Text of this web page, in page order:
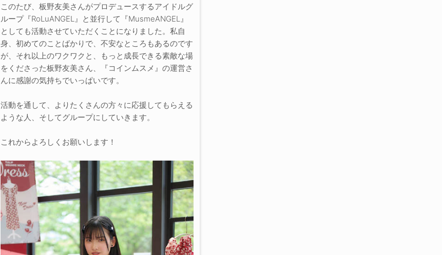
このたび、板野友美さんがプロデュースするアイドルグ
ループ『RoLuANGEL』と並行して『MusmeANGEL』
としても活動させていただくことになりました。私自
身、初めてのことばかりで、不安なところもあるのです
が、それ以上のワクワクと、もっと成長できる素敵な場
をくださった板野友美さん、『コインムスメ』の運営さ
んに感謝の気持ちでいっぱいです。
活動を通して、よりたくさんの方々に応援してもらえる
ような人、そしてグループにしていきます。
これからよろしくお願いします！